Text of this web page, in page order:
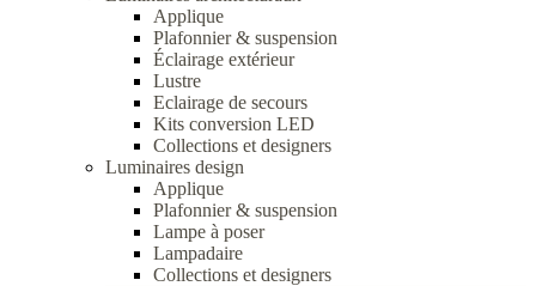
Applique
Plafonnier & suspension
Éclairage extérieur
Lustre
Eclairage de secours
Kits conversion LED
Collections et designers
Luminaires design
Applique
Plafonnier & suspension
Lampe à poser
Lampadaire
Collections et designers